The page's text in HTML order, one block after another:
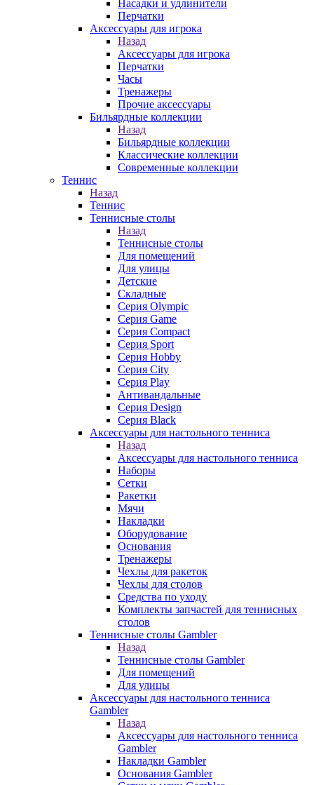
Насадки и удлинители
Перчатки
Аксессуары для игрока
Назад
Аксессуары для игрока
Перчатки
Часы
Тренажеры
Прочие аксессуары
Бильярдные коллекции
Назад
Бильярдные коллекции
Классические коллекции
Современные коллекции
Теннис
Назад
Теннис
Теннисные столы
Назад
Теннисные столы
Для помещений
Для улицы
Детские
Складные
Серия Olympic
Серия Game
Серия Compact
Серия Sport
Серия Hobby
Серия City
Серия Play
Антивандальные
Серия Design
Серия Black
Аксессуары для настольного тенниса
Назад
Аксессуары для настольного тенниса
Наборы
Сетки
Ракетки
Мячи
Накладки
Оборудование
Основания
Тренажеры
Чехлы для ракеток
Чехлы для столов
Средства по уходу
Комплекты запчастей для теннисных
столов
Теннисные столы Gambler
Назад
Теннисные столы Gambler
Для помещений
Для улицы
Аксессуары для настольного тенниса
Gambler
Назад
Аксессуары для настольного тенниса
Gambler
Накладки Gambler
Основания Gambler